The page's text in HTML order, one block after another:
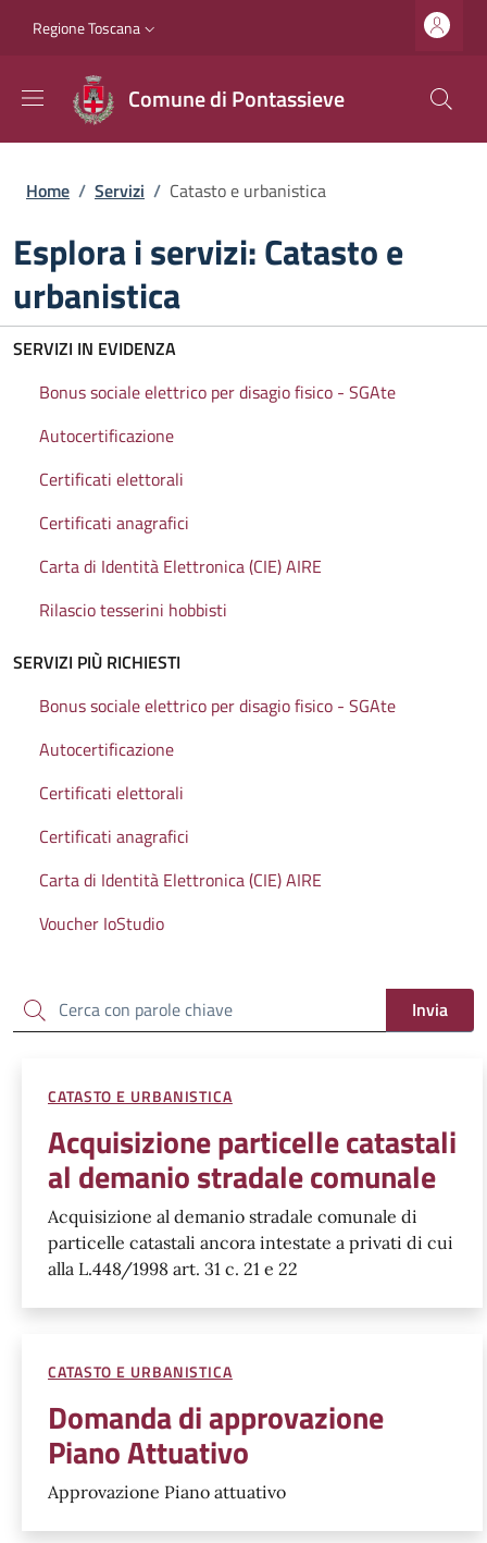
Slim top
Regione Toscana
Comune di Pontassieve
Briciole di pane
Home / Servizi / Catasto e urbanistica
Esplora i servizi: Catasto e
urbanistica
Cerca Invia
CATASTO E URBANISTICA
Acquisizione particelle catastali
al demanio stradale comunale
Acquisizione al demanio stradale comunale di
particelle catastali ancora intestate a privati di cui
alla L.448/1998 art. 31 c. 21 e 22
CATASTO E URBANISTICA
Domanda di approvazione
Piano Attuativo
Approvazione Piano attuativo
SERVIZI IN EVIDENZA
Bonus sociale elettrico per disagio fisico - SGAte
Autocertificazione
Certificati elettorali
Certificati anagrafici
Carta di Identità Elettronica (CIE) AIRE
Rilascio tesserini hobbisti
SERVIZI PIÙ RICHIESTI
Bonus sociale elettrico per disagio fisico - SGAte
Autocertificazione
Certificati elettorali
Certificati anagrafici
Carta di Identità Elettronica (CIE) AIRE
Voucher IoStudio